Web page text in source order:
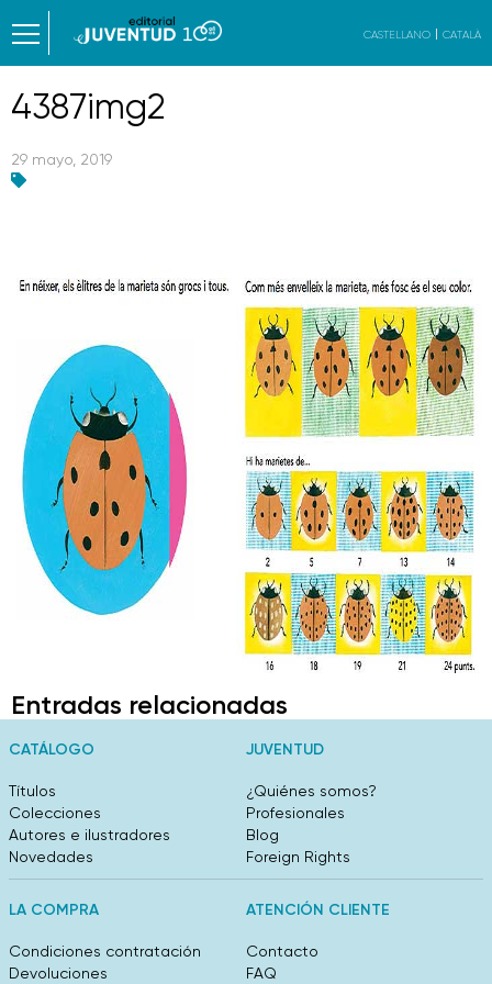
CASTELLANO CATALÀ
4387img2
29 mayo, 2019
Entradas relacionadas
CATÁLOGO
Títulos
Colecciones
Autores e ilustradores
Novedades
JUVENTUD
¿Quiénes somos?
Profesionales
Blog
Foreign Rights
LA COMPRA
Condiciones contratación
Devoluciones
ATENCIÓN CLIENTE
Contacto
FAQ